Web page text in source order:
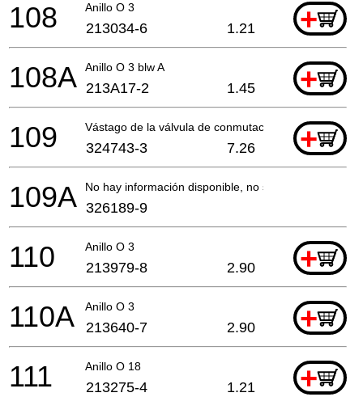
Anillo O 3 +
108 213034-6 1.21
Anillo O 3 blw A +
108A 213A17-2 1.45
Vástago de la válvula de conmutación +
109 324743-3 7.26
No hay información disponible, no se puede pedir
109A 326189-9
Anillo O 3 +
110 213979-8 2.90
Anillo O 3 +
110A 213640-7 2.90
Anillo O 18 +
111 213275-4 1.21